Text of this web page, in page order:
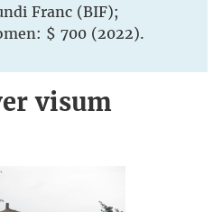
Franc (BIF);
$ 700 (2022).
visum